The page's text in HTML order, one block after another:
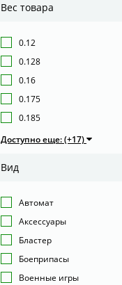
Вес товара
0.12
0.128
0.16
0.175
0.185
Доступно еще: (+17)
Вид
Автомат
Аксессуары
Бластер
Боеприпасы
Военные игры